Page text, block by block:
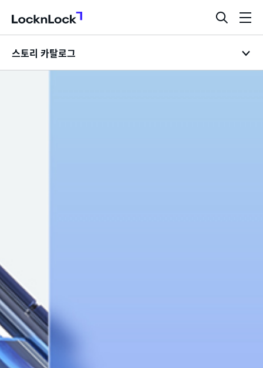
LocknLock
검
색
열
기
스토리 카탈로그